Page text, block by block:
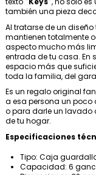
también una pieza
Al tratarse de un
mantienen totalmente
aspecto mucho más
entrada de tu casa. En
espacio más que
toda la familia, del
Es un regalo original
a esa persona un
o para darle un lavado
de tu hogar.
Especificaciones
Tipo: Caja
Capacidad: 6